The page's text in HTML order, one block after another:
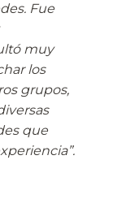
Fue
muy
los
grupos,
que
.